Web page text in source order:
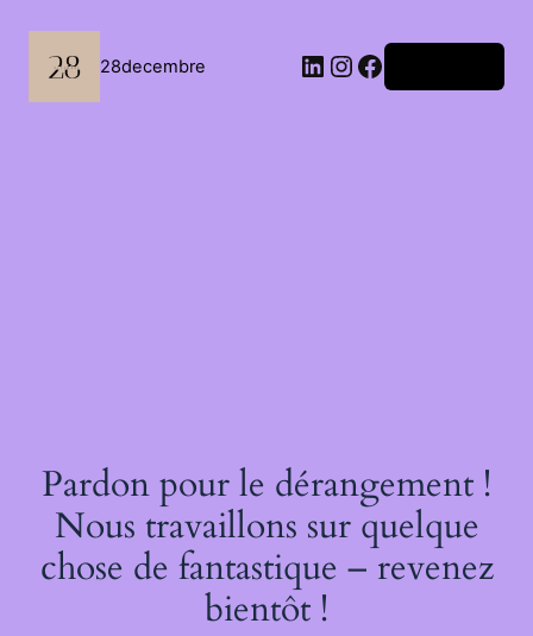
contenu
28decembre LinkedIn
Instagram
Facebook
Pardon pour le dérangement !
Nous travaillons sur quelque
chose de fantastique – revenez
bientôt !